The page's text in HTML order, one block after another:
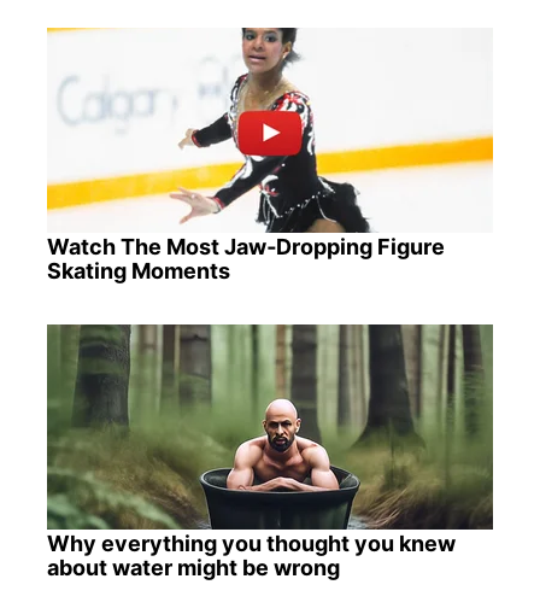
Watch The Most Jaw‑Dropping Figure
Skating Moments
Why everything you thought you knew
about water might be wrong